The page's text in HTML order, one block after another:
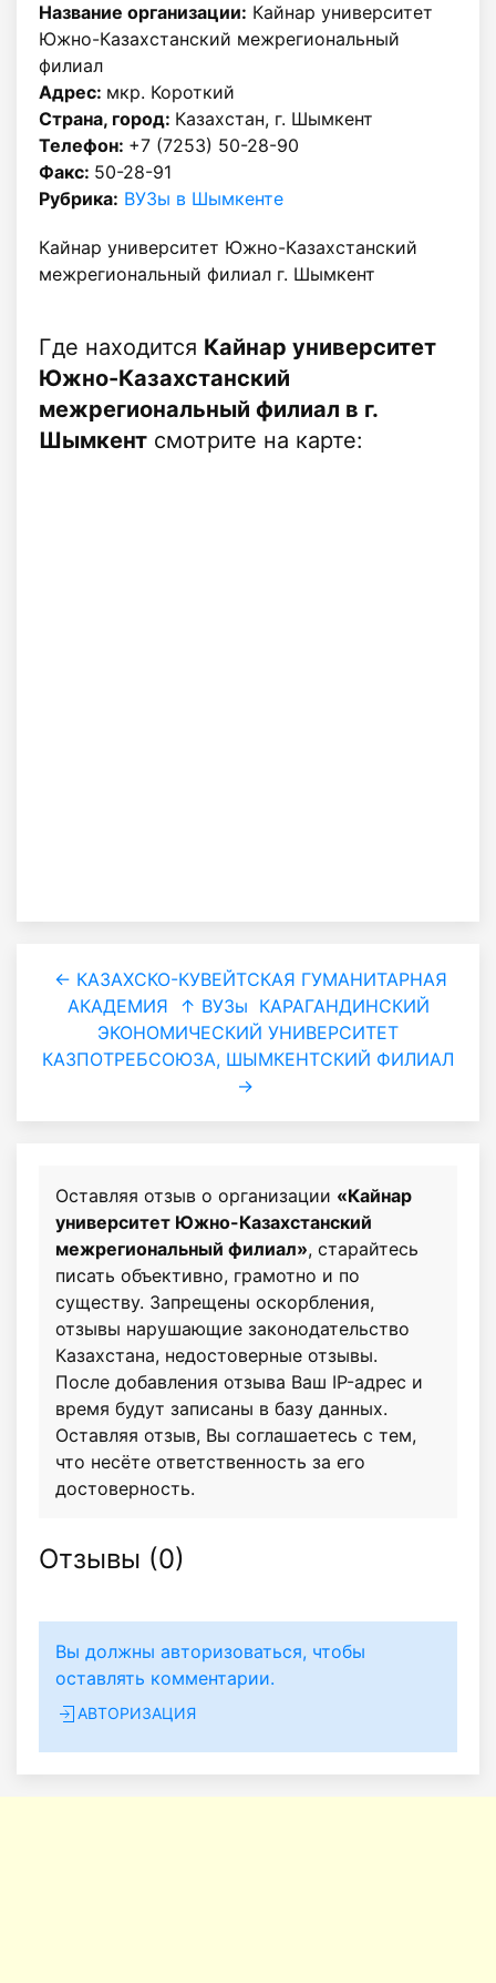
Название организации: Кайнар университет
Южно-Казахстанский межрегиональный
филиал
Адрес: мкр. Короткий
Страна, город: Казахстан, г. Шымкент
Телефон: +7 (7253) 50-28-90
Факс: 50-28-91
Рубрика: ВУЗы в Шымкенте
Кайнар университет Южно-Казахстанский
межрегиональный филиал г. Шымкент
Где находится Кайнар университет
Южно-Казахстанский
межрегиональный филиал в г.
Шымкент смотрите на карте:
← КАЗАХСКО-КУВЕЙТСКАЯ ГУМАНИТАРНАЯ
АКАДЕМИЯ
↑ ВУЗы КАРАГАНДИНСКИЙ
ЭКОНОМИЧЕСКИЙ УНИВЕРСИТЕТ
КАЗПОТРЕБСОЮЗА, ШЫМКЕНТСКИЙ ФИЛИАЛ
→
Оставляя отзыв о организации «Кайнар
университет Южно-Казахстанский
межрегиональный филиал», старайтесь
писать объективно, грамотно и по
существу. Запрещены оскорбления,
отзывы нарушающие законодательство
Казахстана, недостоверные отзывы.
После добавления отзыва Ваш IP-адрес и
время будут записаны в базу данных.
Оставляя отзыв, Вы соглашаетесь с тем,
что несёте ответственность за его
достоверность.
Отзывы (0)
Вы должны авторизоваться, чтобы
оставлять комментарии.
АВТОРИЗАЦИЯ